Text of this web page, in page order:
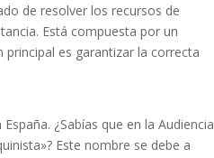
de resolver los recursos de
Está compuesta por un
es garantizar la correcta
¿Sabías que en la Audiencia
Este nombre se debe a